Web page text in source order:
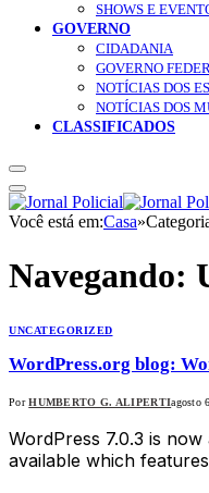
SHOWS E
GOVERNO
CIDADANIA
GOVERNO
NOTÍCIAS DOS
NOTÍCIAS DOS
CLASSIFICADOS
Você está em:Casa»
Navegando:
UNCATEGORIZED
WordPress.org blog:
Por HUMBERTO G. ALIPERTIagosto
WordPress 7.0.3 is
available which